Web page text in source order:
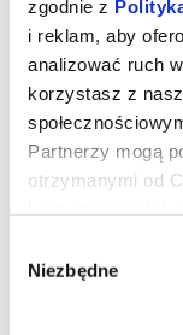
zgodnie z
i reklam, aby
analizować ruch
korzystasz z
Partnerzy mogą
otrzymanymi od
zgody
Niezbędne
23.
gwizdaniu
Reżyseria: